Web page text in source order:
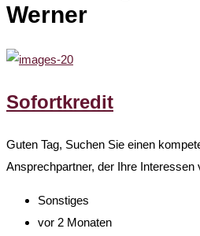
Werner
Sofortkredit
Guten Tag, Suchen Sie einen
Ansprechpartner, der Ihre
Sonstiges
vor 2 Monaten